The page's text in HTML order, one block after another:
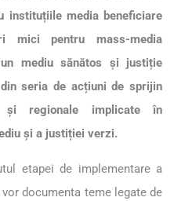
instituțiile media beneficiare
mici pentru mass-media
mediu sănătos și justiție
seria de acțiuni de sprijin
și regionale implicate în
și a justiției verzi.
etapei de implementare a
documenta teme legate de